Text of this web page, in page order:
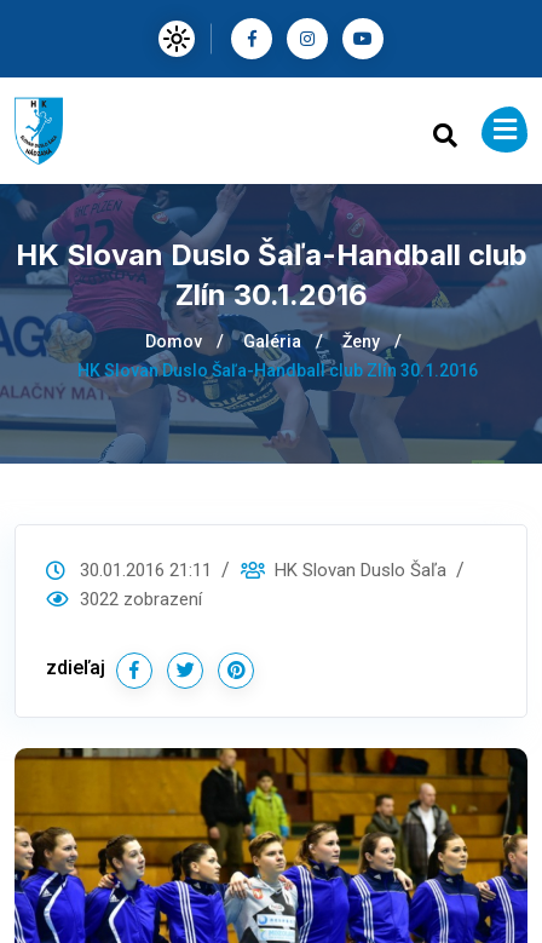
HK Slovan Duslo Šaľa-Handball club
Zlín 30.1.2016
Domov Galéria
Ženy
HK Slovan Duslo Šaľa-Handball club Zlín 30.1.2016
30.01.2016 21:11
HK Slovan Duslo Šaľa
3022 zobrazení
zdieľaj